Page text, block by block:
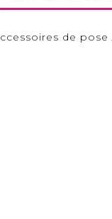
de pose